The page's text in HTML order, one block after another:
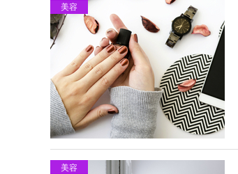
美容
美容